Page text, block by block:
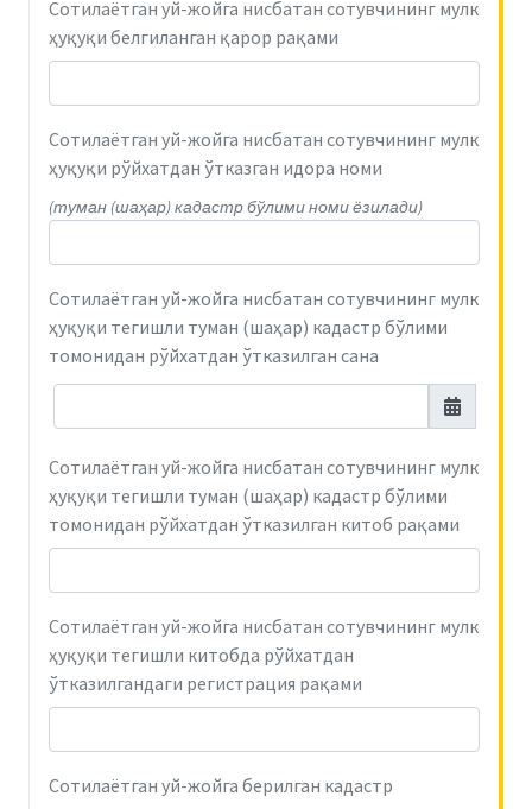
Сотилаётган уй-жойга нисбатан сотувчининг мулк
ҳуқуқи белгиланган қарор рақами
Сотилаётган уй-жойга нисбатан сотувчининг мулк
ҳуқуқи рўйхатдан ўтказган идора номи
(туман (шаҳар) кадастр бўлими номи ёзилади)
Сотилаётган уй-жойга нисбатан сотувчининг мулк
ҳуқуқи тегишли туман (шаҳар) кадастр бўлими
томонидан рўйхатдан ўтказилган сана
Сотилаётган уй-жойга нисбатан сотувчининг мулк
ҳуқуқи тегишли туман (шаҳар) кадастр бўлими
томонидан рўйхатдан ўтказилган китоб рақами
Сотилаётган уй-жойга нисбатан сотувчининг мулк
ҳуқуқи тегишли китобда рўйхатдан
ўтказилгандаги регистрация рақами
Сотилаётган уй-жойга берилган кадастр